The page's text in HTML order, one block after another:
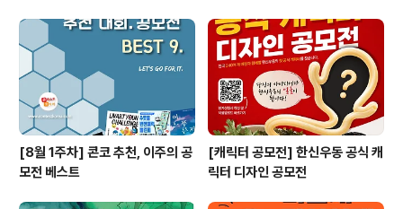
[8월 1주차] 콘코 추천, 이주의 공
모전 베스트
[캐릭터 공모전] 한신우동 공식 캐
릭터 디자인 공모전